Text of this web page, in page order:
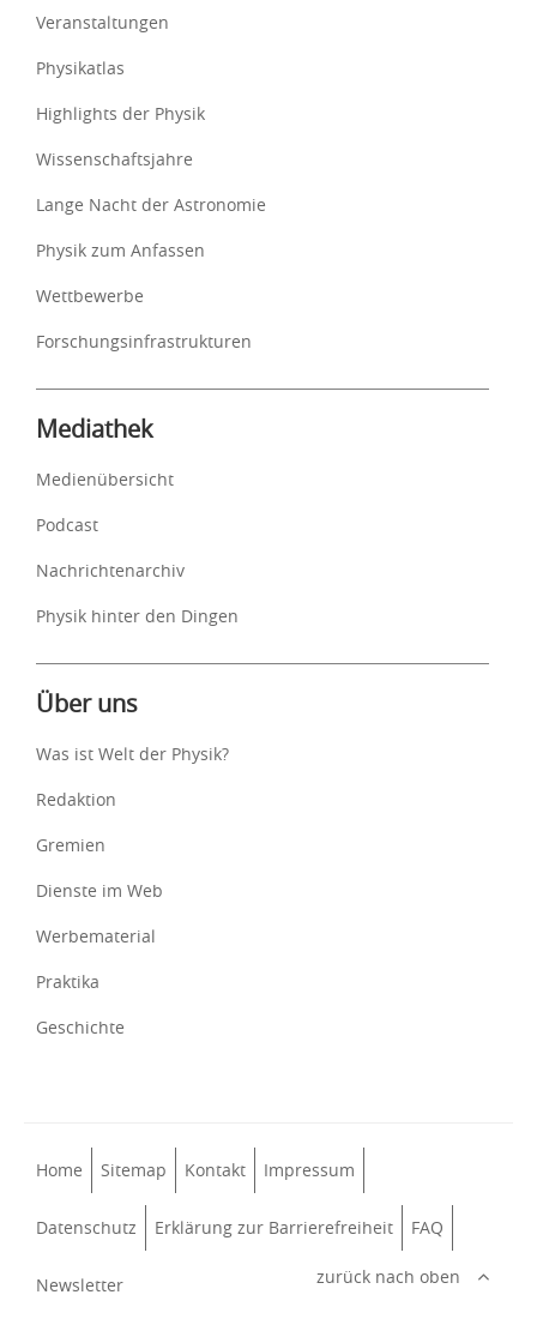
Veranstaltungen
Physikatlas
Highlights der Physik
Wissenschaftsjahre
Lange Nacht der Astronomie
Physik zum Anfassen
Wettbewerbe
Forschungsinfrastrukturen
Mediathek
Medienübersicht
Podcast
Nachrichtenarchiv
Physik hinter den Dingen
Über uns
Was ist Welt der Physik?
Redaktion
Gremien
Dienste im Web
Werbematerial
Praktika
Geschichte
Home Sitemap Kontakt Impressum
Datenschutz Erklärung zur Barrierefreiheit FAQ
Newsletter zurück nach oben